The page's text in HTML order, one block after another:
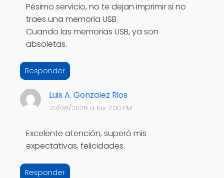
Pésimo servicio, no te dejan imprimir si no
traes una memoria USB.
Cuando las memorias USB, ya son
absoletas.
Responder
Luis A. Gonzalez Rios
20/06/2026 a las 2:00 PM
Excelente atención, superó mis
expectativas, felicidades.
Responder